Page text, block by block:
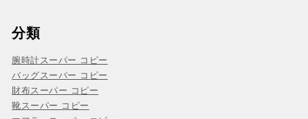
分類
腕時計スーパー コピー
バッグスーパー コピー
財布スーパー コピー
靴スーパー コピー